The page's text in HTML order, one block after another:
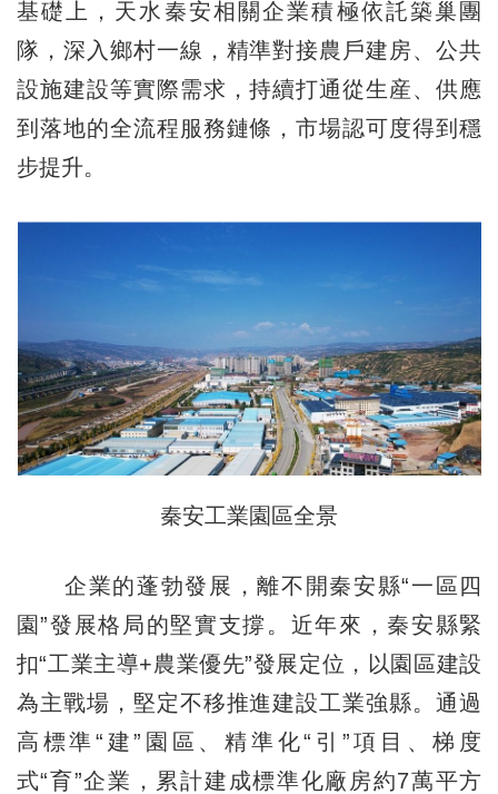
基礎上，天水秦安相關企業積極依託築巢團
隊，深入鄉村一線，精準對接農戶建房、公共
設施建設等實際需求，持續打通從生産、供應
到落地的全流程服務鏈條，市場認可度得到穩
步提升。
秦安工業園區全景
企業的蓬勃發展，離不開秦安縣“一區四
園”發展格局的堅實支撐。近年來，秦安縣緊
扣“工業主導+農業優先”發展定位，以園區建設
為主戰場，堅定不移推進建設工業強縣。通過
高標準“建”園區、精準化“引”項目、梯度
式“育”企業，累計建成標準化廠房約7萬平方